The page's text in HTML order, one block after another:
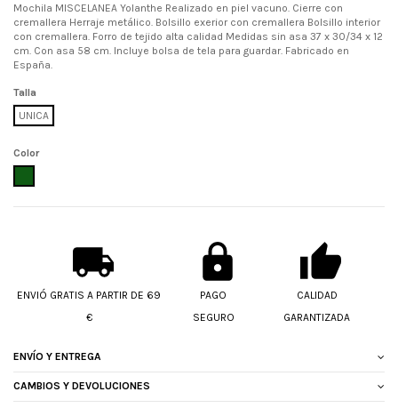
Mochila MISCELANEA Yolanthe Realizado en piel vacuno. Cierre con
cremallera Herraje metálico. Bolsillo exerior con cremallera Bolsillo interior
con cremallera. Forro de tejido alta calidad Medidas sin asa 37 x 30/34 x 12
cm. Con asa 58 cm. Incluye bolsa de tela para guardar. Fabricado en
España.
Talla
UNICA
Color
ENVIÓ GRATIS A PARTIR DE 69
€
PAGO
SEGURO
CALIDAD
GARANTIZADA
ENVÍO Y ENTREGA
CAMBIOS Y DEVOLUCIONES